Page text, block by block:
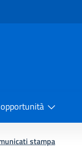
stampa